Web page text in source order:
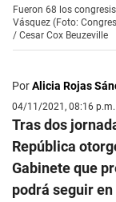
Fueron 68 los
Vásquez (Foto:
/ Cesar Cox Beuzeville
PorAlicia Rojas
04/11/2021, 08:16 p.m.
Tras dos
República
Gabinete que
podrá seguir